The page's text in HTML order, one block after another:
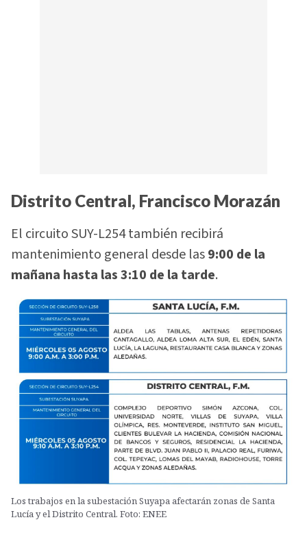
Distrito Central, Francisco Morazán
El circuito SUY-L254 también recibirá
mantenimiento general desde las9:00 de la
mañana hasta las 3:10 de la tarde.
Los trabajos en la subestación Suyapa afectarán zonas de Santa
Lucía y el Distrito Central. Foto: ENEE